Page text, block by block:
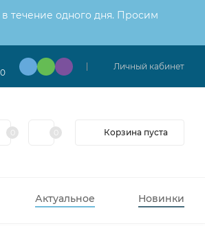
течение одного дня. Просим
Личный кабинет
Корзина пуста
Актуальное Новинки